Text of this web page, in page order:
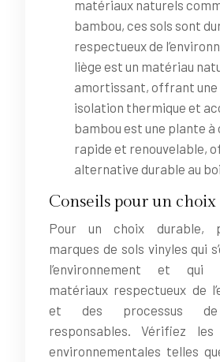
matériaux naturels
bambou, ces sols sont
respectueux de
liège est un matériau
amortissant, offrant une
isolation thermique et
bambou est une plante à
rapide et renouvelable,
alternative durable au
Conseils pour un
Pour un choix durable,
marques de sols vinyles qui
l’environnement et qui
matériaux respectueux de
et des processus de
responsables. Vérifiez
environnementales telles